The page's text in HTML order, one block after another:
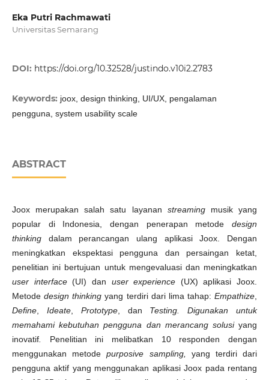
Eka Putri Rachmawati
Universitas Semarang
DOI: https://doi.org/10.32528/justindo.v10i2.2783
Keywords: joox, design thinking, UI/UX, pengalaman
pengguna, system usability scale
ABSTRACT
Joox merupakan salah satu layanan streaming musik yang
popular di Indonesia, dengan penerapan metodedesign
thinking dalam perancangan ulang aplikasi Joox. Dengan
meningkatkan ekspektasi pengguna dan persaingan ketat,
penelitian ini bertujuan untuk mengevaluasi dan meningkatkan
user interface(UI) dan user experience (UX) aplikasi Joox.
Metodedesign thinkingyang terdiri dari lima tahap:Empathize,
Define, Ideate, Prototype, dan Testing. Digunakan untuk
memahami kebutuhan pengguna dan merancang solusiyang
inovatif. Penelitian ini melibatkan 10 responden dengan
menggunakan metodepurposive sampling, yang terdiri dari
pengguna aktif yang menggunakan aplikasi Joox pada rentang